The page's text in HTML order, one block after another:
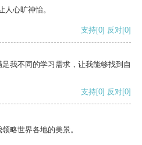
心旷神怡。
支持[0] 反对[0]
我不同的学习需求，让我能够找到自
支持[0] 反对[0]
略世界各地的美景。